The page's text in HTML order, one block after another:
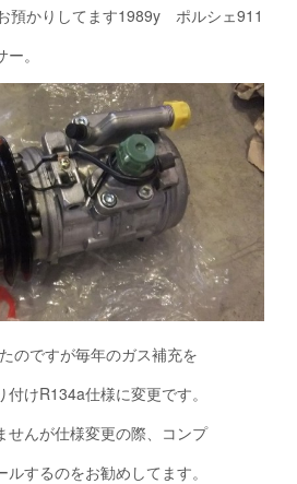
預かりしてます1989y ポルシェ911
。
のですが毎年のガス補充を
けR134a仕様に変更です。
せんが仕様変更の際、コンプ
するのをお勧めしてます。